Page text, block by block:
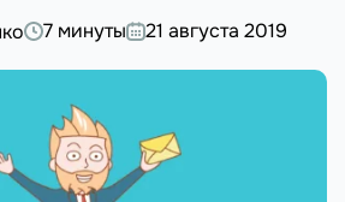
7 минуты 21 августа 2019